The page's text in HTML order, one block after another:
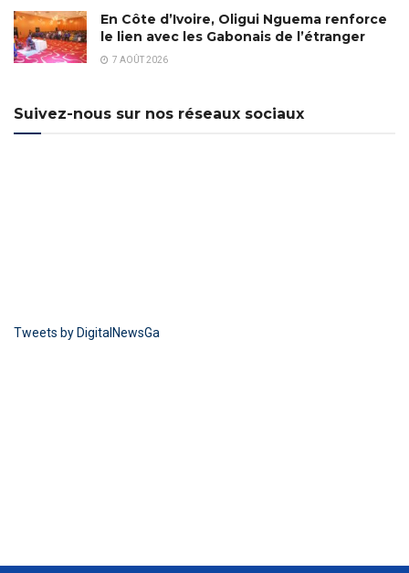
En Côte d’Ivoire, Oligui Nguema renforce
le lien avec les Gabonais de l’étranger
7 AOÛT 2026
Suivez-nous sur nos réseaux sociaux
Tweets by DigitalNewsGa